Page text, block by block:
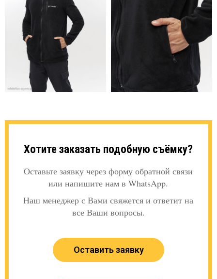
Хотите заказать подобную съёмку?
Оставьте заявку через форму обратной связи
или напишите нам в WhatsApp.
Наш менеджер с Вами свяжется и ответит на
все Ваши вопросы.
Оставить заявку